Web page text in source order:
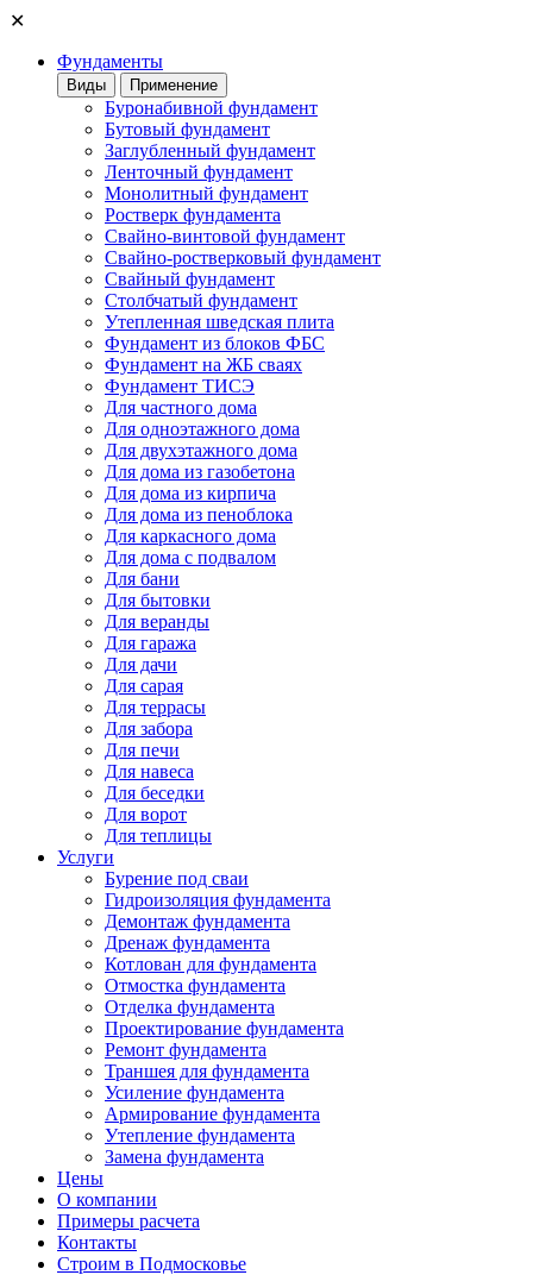
✕
Фундаменты
Виды Применение
Буронабивной фундамент
Бутовый фундамент
Заглубленный фундамент
Ленточный фундамент
Монолитный фундамент
Ростверк фундамента
Свайно-винтовой фундамент
Свайно-ростверковый фундамент
Свайный фундамент
Столбчатый фундамент
Утепленная шведская плита
Фундамент из блоков ФБС
Фундамент на ЖБ сваях
Фундамент ТИСЭ
Для частного дома
Для одноэтажного дома
Для двухэтажного дома
Для дома из газобетона
Для дома из кирпича
Для дома из пеноблока
Для каркасного дома
Для дома с подвалом
Для бани
Для бытовки
Для веранды
Для гаража
Для дачи
Для сарая
Для террасы
Для забора
Для печи
Для навеса
Для беседки
Для ворот
Для теплицы
Услуги
Бурение под сваи
Гидроизоляция фундамента
Демонтаж фундамента
Дренаж фундамента
Котлован для фундамента
Отмостка фундамента
Отделка фундамента
Проектирование фундамента
Ремонт фундамента
Траншея для фундамента
Усиление фундамента
Армирование фундамента
Утепление фундамента
Замена фундамента
Цены
О компании
Примеры расчета
Контакты
Строим в Подмосковье